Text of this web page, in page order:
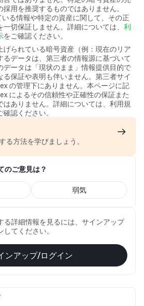
用を推奨するものではありません。
る情報や特定の資産に関して、その正
切保証しません。詳細については、 利
をご確認ください。
げられている暗号資産（例：現在のリア
るデータは、第三者の情報源に基づいて
データは「現状のまま」情報提供目的で
保証や表明も伴いません。第三者サイ
の管理下にありません。本ページに記
によるその信頼性や正確性の保証また
はありません。詳細については、利用規
認ください。
る方法を学びましょう。
のご意見は？
弱気
る詳細情報を見るには、サインアップ
てください。
ンアップ/ログイン